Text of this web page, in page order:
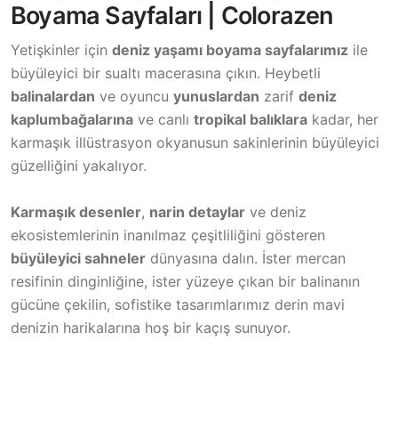
Boyama Sayfaları | Colorazen
Yetişkinler için deniz yaşamı boyama sayfalarımız ile
büyüleyici bir sualtı macerasına çıkın. Heybetli
balinalardan ve oyuncu yunuslardan zarif deniz
kaplumbağalarına ve canlı tropikal balıklara kadar, her
karmaşık illüstrasyon okyanusun sakinlerinin büyüleyici
güzelliğini yakalıyor.
Karmaşık desenler, narin detaylar ve deniz
ekosistemlerinin inanılmaz çeşitliliğini gösteren
büyüleyici sahneler dünyasına dalın. İster mercan
resifinin dinginliğine, ister yüzeye çıkan bir balinanın
gücüne çekilin, sofistike tasarımlarımız derin mavi
denizin harikalarına hoş bir kaçış sunuyor.